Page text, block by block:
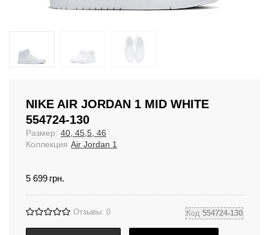
NIKE AIR JORDAN 1 MID WHITE
554724-130
Размер: 40, 45,5, 46
Коллекция Air Jordan 1
5 699 грн.
Отзывы: 0 Код 554724-130